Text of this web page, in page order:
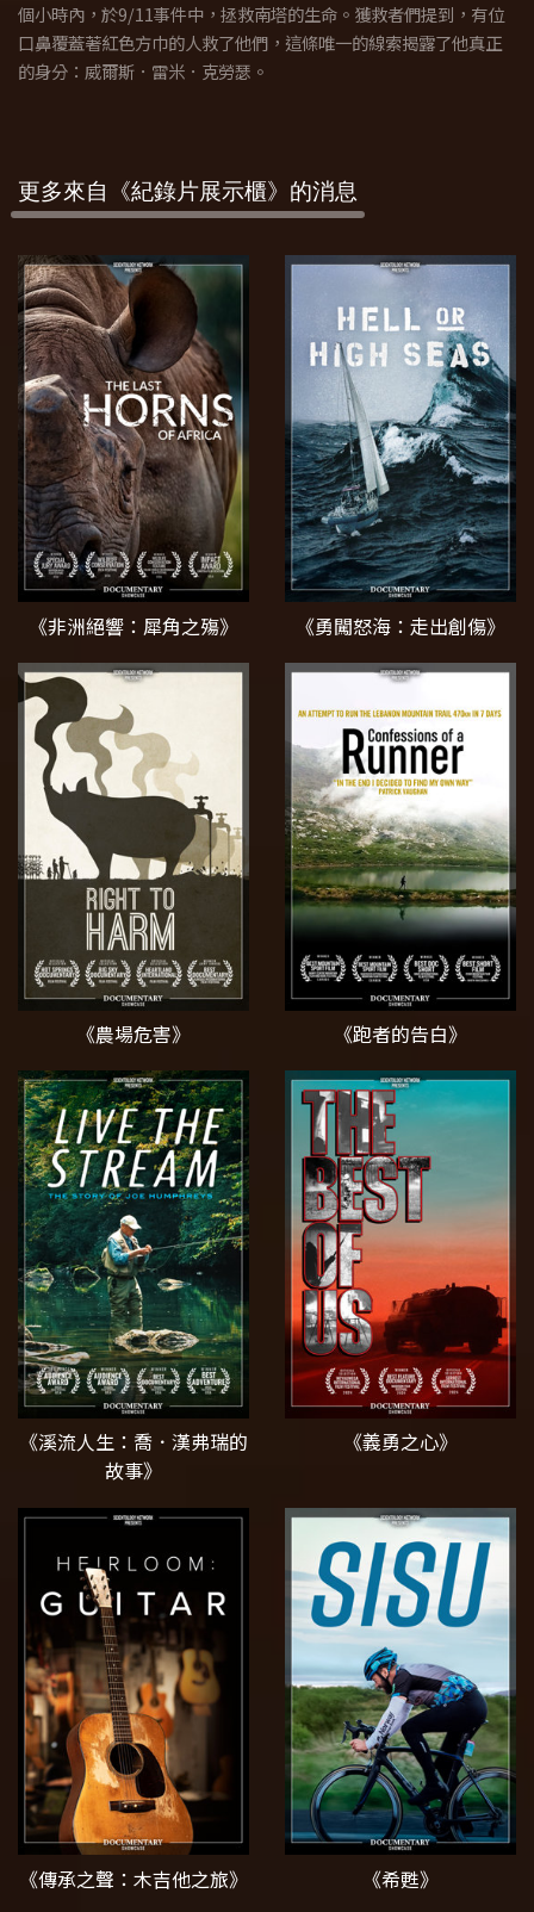
個小時內，於9/11事件中，拯救南塔的生命。獲救者們提到，有位
口鼻覆蓋著紅色方巾的人救了他們，這條唯一的線索揭露了他真正
的身分：威爾斯．雷米．克勞瑟。
更多來自《紀錄片展示櫃》的消息
《非洲絕響：犀角之殤》 《勇闖怒海：走出創傷》
《農場危害》 《跑者的告白》
《溪流人生：喬．漢弗瑞的
故事》
《義勇之心》
《傳承之聲：木吉他之旅》 《希甦》